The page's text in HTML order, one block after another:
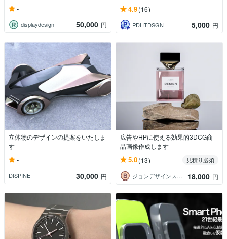
-
displaydesign 50,000 円
4.9(16)
PDHTDSGN 5,000 円
立体物のデザインの提案をいたしま
す
-
DISPINE 30,000 円
広告やHPに使える効果的3DCG商
品画像作成します
5.0(13)
見積り必須
ジョンデザインスタジオ
18,000 円